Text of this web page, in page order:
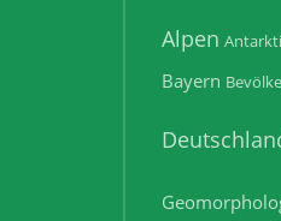
Alpen
Bayern